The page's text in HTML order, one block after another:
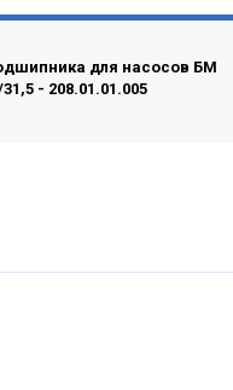
для насосов БМ
- 208.01.01.005